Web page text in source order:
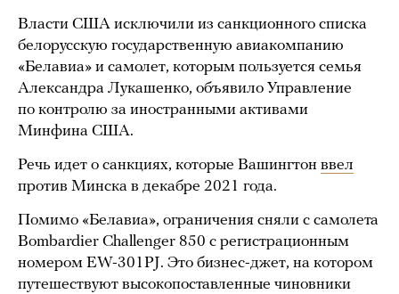
Власти США исключили из санкционного списка
белорусскую государственную авиакомпанию
«Белавиа» и самолет, которым пользуется семья
Александра Лукашенко, объявило Управление
по контролю за иностранными активами
Минфина США.
Речь идет о санкциях, которые Вашингтон ввел
против Минска в декабре 2021 года.
Помимо «Белавиа», ограничения сняли с самолета
Bombardier Challenger 850 с регистрационным
номером EW-301PJ. Это бизнес-джет, на котором
путешествуют высокопоставленные чиновники